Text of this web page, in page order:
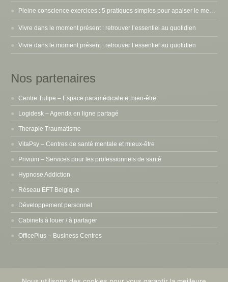
Vivre dans le moment présent : retrouver l’essentiel au quotidien
Vivre dans le moment présent : retrouver l’essentiel au quotidien
Nos partenaires
Centre Tulipe – Espace paramédicale et bien-être
Logidesk – Agenda en ligne partagé
Therapie Traumatisme
VitaPsy – Centres de santé mentale et mieux-être
Privium – Services pour les professionnels de santé
Hypnose Addiction
Réseau EFT Belgique
Développement personnel
Cabinets à louer / à partager
OfficePlus – Business Centres